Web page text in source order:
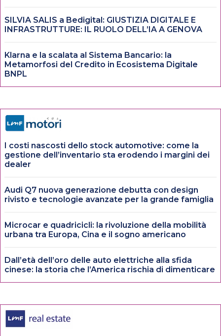
SILVIA SALIS a Bedigital: GIUSTIZIA DIGITALE E
INFRASTRUTTURE: IL RUOLO DELL’IA A GENOVA
Klarna e la scalata al Sistema Bancario: la
Metamorfosi del Credito in Ecosistema Digitale
BNPL
I costi nascosti dello stock automotive: come la
gestione dell’inventario sta erodendo i margini dei
dealer
Audi Q7 nuova generazione debutta con design
rivisto e tecnologie avanzate per la grande famiglia
Microcar e quadricicli: la rivoluzione della mobilità
urbana tra Europa, Cina e il sogno americano
Dall’età dell’oro delle auto elettriche alla sfida
cinese: la storia che l’America rischia di dimenticare